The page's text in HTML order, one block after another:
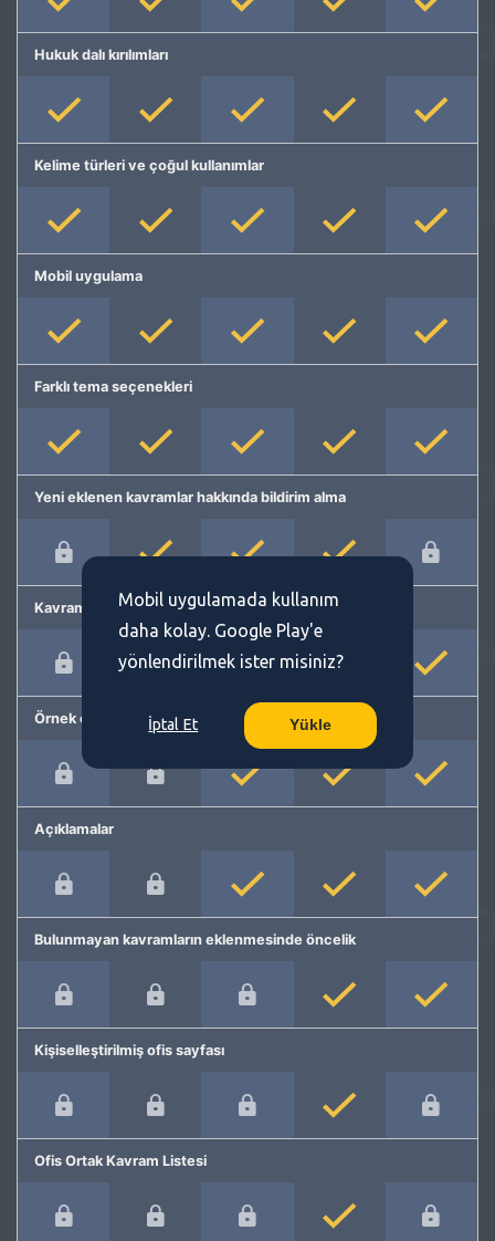
Hukuk dalı kırılımları
Kelime türleri ve çoğul kullanımlar
Mobil uygulama
Farklı tema seçenekleri
Yeni eklenen kavramlar hakkında bildirim alma
Kavram önerme
Örnek cümleler
Açıklamalar
Bulunmayan kavramların eklenmesinde öncelik
Kişiselleştirilmiş ofis sayfası
Ofis Ortak Kavram Listesi
Mobil uygulamada kullanım
daha kolay. Google Play'e
yönlendirilmek ister misiniz?
İptal Et Yükle